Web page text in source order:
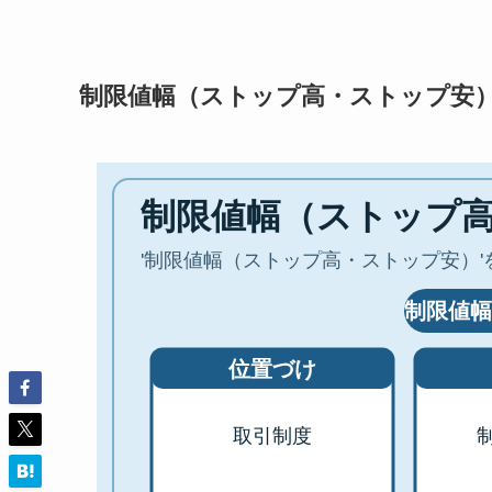
制限値幅（ストップ高・ストップ安